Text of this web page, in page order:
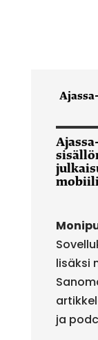
lisäksi
ja